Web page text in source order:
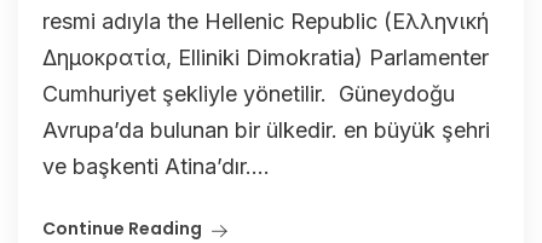
resmi adıyla the Hellenic Republic (Ελληνική
Δημοκρατία, Elliniki Dimokratia) Parlamenter
Cumhuriyet şekliyle yönetilir. Güneydoğu
Avrupa’da bulunan bir ülkedir. en büyük şehri
ve başkenti Atina’dır....
Continue Reading